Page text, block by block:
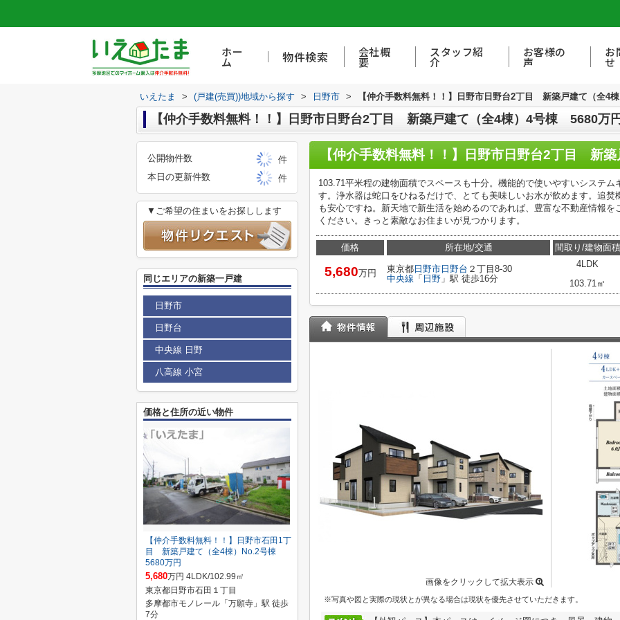
ホー
ム 物件検索 会社概
要
スタッフ紹
介
お客様の
声
お
せ
いえたま > (戸建(売買))地域から探す > 日野市 > 【仲介手数料無料！！】日野市日野台2丁目 新築戸建て（全4
【仲介手数料無料！！】日野市日野台2丁目 新築戸建て（全4棟）4号棟 5680万
103.71平米程の建物面積でスペースも十分。機能的で使いやすいシステ
す。浄水器は蛇口をひねるだけで、とても美味しいお水が飲めます。追
も安心ですね。新天地で新生活を始めるのであれば、豊富な不動産情報
ください。きっと素敵なお住まいが見つかります。
価格
5,680万円
所在地/交通
東京都 日野市 日野台 ２丁目8-30
中央線 「 日野 」駅 徒歩16分
間取り/建物面積
4LDK
103.71㎡
画像をクリックして拡大表示
※写真や図と実際の現状とが異なる場合は現状を優先させていただきます。
公開物件数
件
本日の更新件数
件
▼ご希望の住まいをお探しします
同じエリアの新築一戸建
日野市
日野台
中央線 日野
八高線 小宮
価格と住所の近い物件
【仲介手数料無料！！】日野市石田1丁
目 新築戸建て（全4棟）No.2号棟
5680万円
5,680万円 4LDK/102.99㎡
東京都日野市石田１丁目
多摩都市モノレール「万願寺」駅 徒歩
7分